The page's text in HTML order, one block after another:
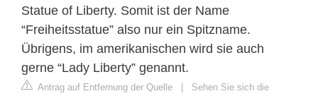
Statue of Liberty. Somit ist der Name
“Freiheitsstatue” also nur ein Spitzname.
Übrigens, im amerikanischen wird sie auch
gerne “Lady Liberty” genannt.
Antrag auf Entfernung der Quelle
Sehen Sie sich die